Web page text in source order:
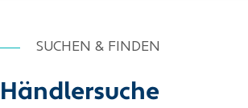
SUCHEN & FINDEN
Händlersuche